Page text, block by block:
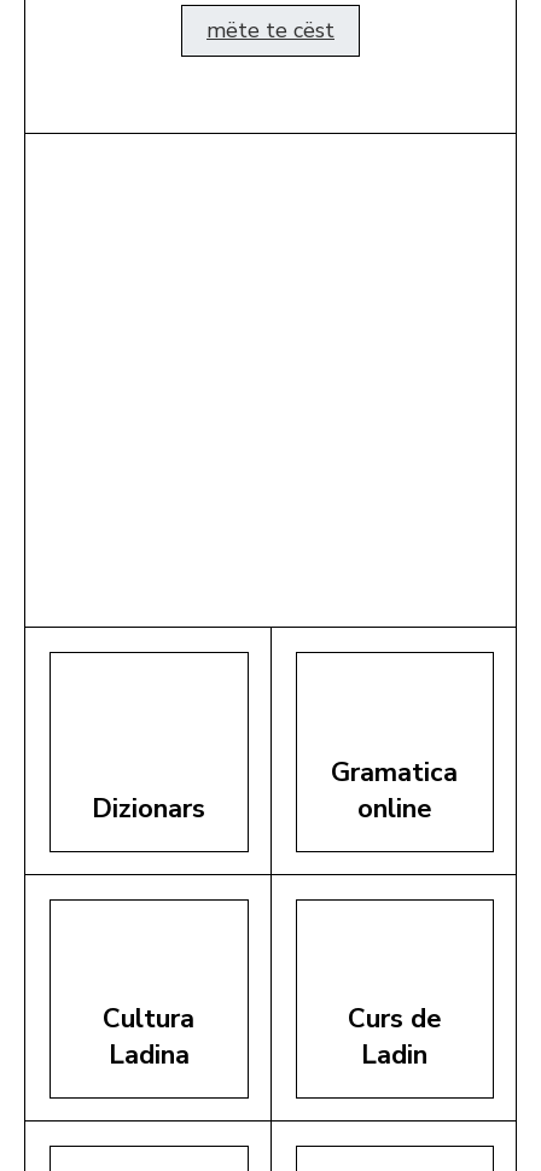
mëte te cëst
Dizionars
Gramatica
online
Cultura
Ladina
Curs de
Ladin